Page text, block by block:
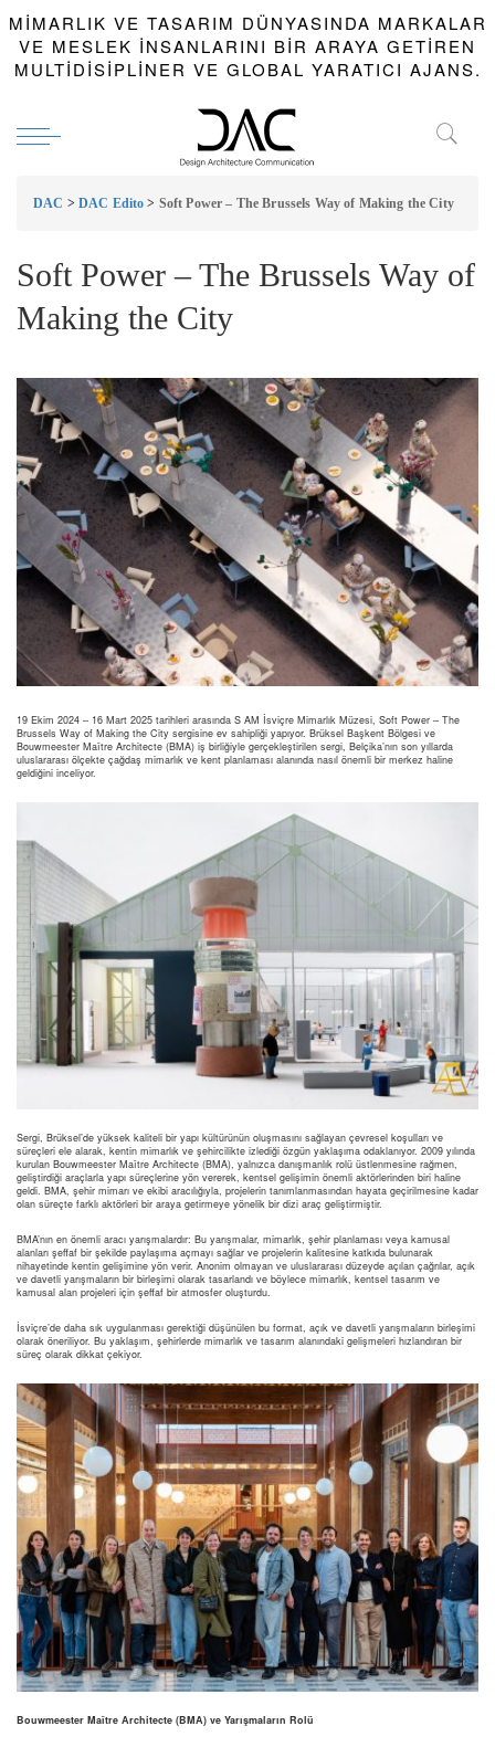
MIMARLIK VE TASARIM DÜNYASINDA MARKALAR
VE MESLEK INSANLARINI BIR ARAYA GETIREN
MULTIDISIPLINER VE GLOBAL YARATICI AJANS.
DAC > DAC Edito > Soft Power – The Brussels Way of Making the City
Soft Power – The Brussels Way of
Making the City
19 Ekim 2024 – 16 Mart 2025 tarihleri arasında S AM İsviçre Mimarlık Müzesi, Soft Power – The
Brussels Way of Making the City sergisine ev sahipliği yapıyor. Brüksel Başkent Bölgesi ve
Bouwmeester Maître Architecte (BMA) iş birliğiyle gerçekleştirilen sergi, Belçika’nın son yıllarda
uluslararası ölçekte çağdaş mimarlık ve kent planlaması alanında nasıl önemli bir merkez haline
geldiğini inceliyor.
Sergi, Brüksel’de yüksek kaliteli bir yapı kültürünün oluşmasını sağlayan çevresel koşulları ve
süreçleri ele alarak, kentin mimarlık ve şehircilikte izlediği özgün yaklaşıma odaklanıyor. 2009 yılında
kurulan Bouwmeester Maître Architecte (BMA), yalnızca danışmanlık rolü üstlenmesine rağmen,
geliştirdiği araçlarla yapı süreçlerine yön vererek, kentsel gelişimin önemli aktörlerinden biri haline
geldi. BMA, şehir mimarı ve ekibi aracılığıyla, projelerin tanımlanmasından hayata geçirilmesine kadar
olan süreçte farklı aktörleri bir araya getirmeye yönelik bir dizi araç geliştirmiştir.
BMA’nın en önemli aracı yarışmalardır: Bu yarışmalar, mimarlık, şehir planlaması veya kamusal
alanları şeffaf bir şekilde paylaşıma açmayı sağlar ve projelerin kalitesine katkıda bulunarak
nihayetinde kentin gelişimine yön verir. Anonim olmayan ve uluslararası düzeyde açılan çağrılar, açık
ve davetli yarışmaların bir birleşimi olarak tasarlandı ve böylece mimarlık, kentsel tasarım ve
kamusal alan projeleri için şeffaf bir atmosfer oluşturdu.
İsviçre’de daha sık uygulanması gerektiği düşünülen bu format, açık ve davetli yarışmaların birleşimi
olarak öneriliyor. Bu yaklaşım, şehirlerde mimarlık ve tasarım alanındaki gelişmeleri hızlandıran bir
süreç olarak dikkat çekiyor.
Bouwmeester Maître Architecte (BMA) ve Yarışmaların Rolü